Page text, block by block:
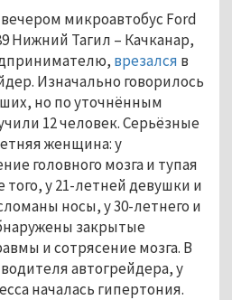
микроавтобус Ford
Нижний Тагил – Качканар,
врезался в
Изначально говорилось
но по уточнённым
12 человек. Серьёзные
женщина: у
головного мозга и тупая
у 21-летней девушки и
носы, у 30-летнего и
закрытые
и сотрясение мозга. В
автогрейдера, у
началась гипертония.